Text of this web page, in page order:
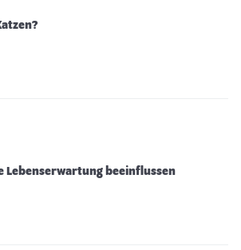
Lebenserwartung beeinflussen